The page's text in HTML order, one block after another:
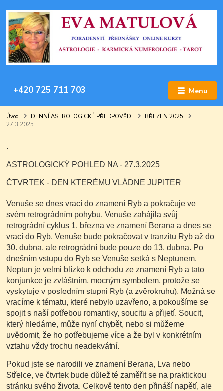
Menu
+420 725 711 703
Úvod DENNÍ ASTROLOGICKÉ PŘEDPOVĚDI
BŘEZEN 2025
27.3.2025
.
ASTROLOGICKÝ POHLED NA - 27.3.2025
ČTVRTEK - DEN KTERÉMU VLÁDNE JUPITER
Venuše se dnes vrací do znamení Ryb a pokračuje ve
svém retrográdním pohybu. Venuše zahájila svůj
retrográdní cyklus 1. března ve znamení Berana a dnes se
vrací do Ryb. Venuše bude pokračovat v tranzitu Ryb až do
30. dubna, ale retrográdní bude pouze do 13. dubna. Po
dnešním vstupu do Ryb se Venuše setká s Neptunem.
Neptun je velmi blízko k odchodu ze znamení Ryb a tato
konjunkce je zvláštním, mocným symbolem, protože se
vyskytuje v posledním stupni Ryb (a zvěrokruhu). Možná se
vracíme k tématu, které nebylo uzavřeno, a pokoušíme se
spojit s naší potřebou romantiky, soucitu a přijetí. Soucit,
který hledáme, může nyní chybět, nebo si můžeme
uvědomit, že ho potřebujeme více a že byl v konkrétním
vztahu vždy trochu neadekvátní.
Pokud jste se narodili ve znamení Berana, Lva nebo
Střelce, ve čtvrtek bude důležité zaměřit se na praktickou
stránku svého života. Celkově tento den přináší napětí, ale